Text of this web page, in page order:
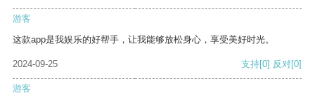
游客
这款app是我娱乐的好帮手，让我能够放松身心，享受美好时光。
2024-09-25 支持[0] 反对[0]
游客